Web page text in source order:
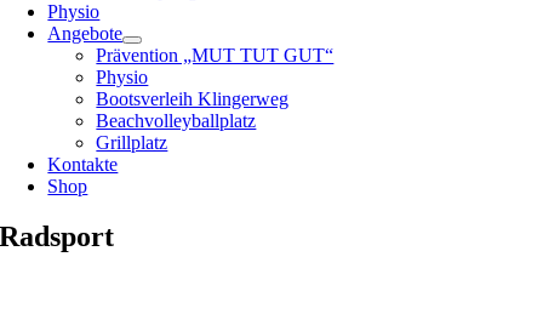
Physio
Angebote
Prävention „MUT TUT GUT“
Physio
Bootsverleih Klingerweg
Beachvolleyballplatz
Grillplatz
Kontakte
Shop
Radsport